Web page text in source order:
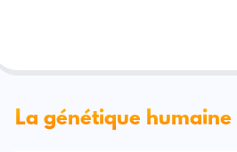
La génétique humaine